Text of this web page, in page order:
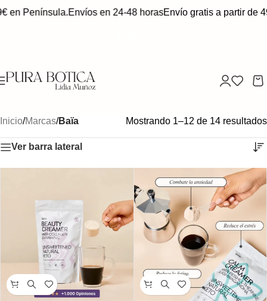
Península. Envíos en 24-48 horasEnvío gratis a partir de
Inicio/Marcas/Baïa Mostrando 1–12 de 14 resultados
Ver barra lateral